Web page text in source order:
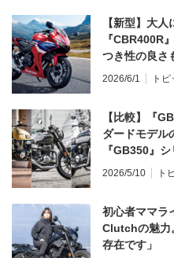
【新型】大
『CBR400R
つき性の良さ
2026/6/1 トピ
【比較】『
ダードモデル
『GB350』
2026/5/10 ト
初心者ママラ
Clutchの魅力
存在です」